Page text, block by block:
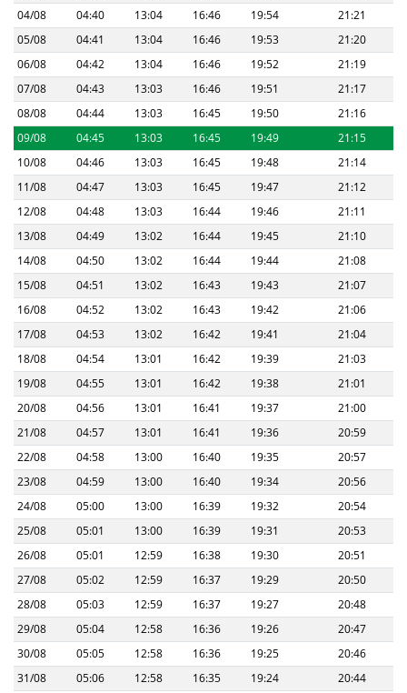
04/08
04:40 13:04 16:46 19:54
21:21
05/08
04:41 13:04 16:46 19:53
21:20
06/08
04:42 13:04 16:46 19:52
21:19
07/08
04:43 13:03 16:46 19:51
21:17
08/08
04:44 13:03 16:45 19:50
21:16
09/08
04:45 13:03 16:45 19:49
21:15
10/08
04:46 13:03 16:45 19:48
21:14
11/08
04:47 13:03 16:45 19:47
21:12
12/08
04:48 13:03 16:44 19:46
21:11
13/08
04:49 13:02 16:44 19:45
21:10
14/08
04:50 13:02 16:44 19:44
21:08
15/08
04:51 13:02 16:43 19:43
21:07
16/08
04:52 13:02 16:43 19:42
21:06
17/08
04:53 13:02 16:42 19:41
21:04
18/08
04:54 13:01 16:42 19:39
21:03
19/08
04:55 13:01 16:42 19:38
21:01
20/08
04:56 13:01 16:41 19:37
21:00
21/08
04:57 13:01 16:41 19:36
20:59
22/08
04:58 13:00 16:40 19:35
20:57
23/08
04:59 13:00 16:40 19:34
20:56
24/08
05:00 13:00 16:39 19:32
20:54
25/08
05:01 13:00 16:39 19:31
20:53
26/08
05:01 12:59 16:38 19:30
20:51
27/08
05:02 12:59 16:37 19:29
20:50
28/08
05:03 12:59 16:37 19:27
20:48
29/08
05:04 12:58 16:36 19:26
20:47
30/08
05:05 12:58 16:36 19:25
20:46
31/08
05:06 12:58 16:35 19:24 20:44